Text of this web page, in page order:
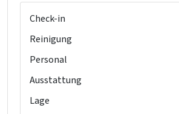
Check-in
Reinigung
Personal
Ausstattung
Lage